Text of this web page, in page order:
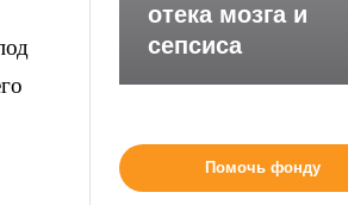
отека мозга и
сепсиса
Помочь фонду